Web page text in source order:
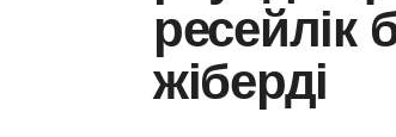
ресейлік
жіберді